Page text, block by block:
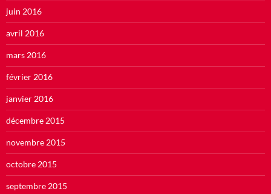
juin 2016
avril 2016
mars 2016
février 2016
janvier 2016
décembre 2015
novembre 2015
octobre 2015
septembre 2015